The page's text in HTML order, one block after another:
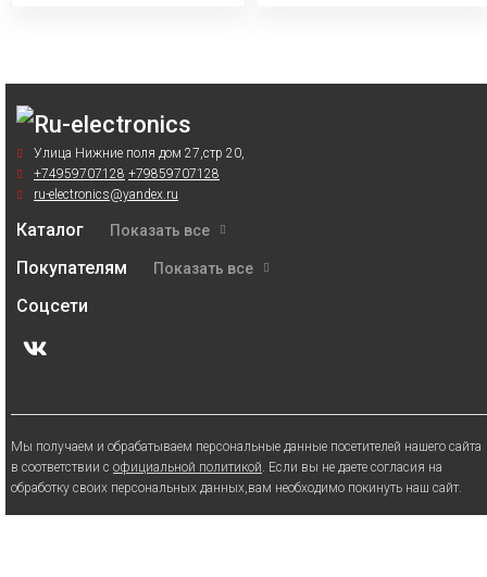
Улица Нижние поля дом 27,стр 20,
+74959707128 +79859707128
ru-electronics@yandex.ru
Каталог Показать все
Покупателям Показать все
Соцсети
Мы получаем и обрабатываем персональные данные посетителей нашего сайта
в соответствии с официальной политикой. Если вы не даете согласия на
обработку своих персональных данных,вам необходимо покинуть наш сайт.